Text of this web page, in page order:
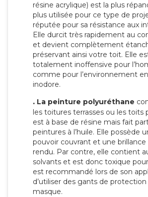
résine acrylique) est la plus
plus utilisée pour ce type de
réputée pour sa résistance aux
Elle durcit très rapidement au
et devient complètement
préservant ainsi votre toit. Elle
totalement inoffensive pour
comme pour l’environnement
inodore.
. La peinture polyuréthane
les toitures terrasses ou les toits
est à base de résine mais fait
peintures à l’huile. Elle possède
pouvoir couvrant et une brillance
rendu. Par contre, elle contient
solvants et est donc toxique pour
est recommandé lors de son
d’utiliser des gants de
masque.